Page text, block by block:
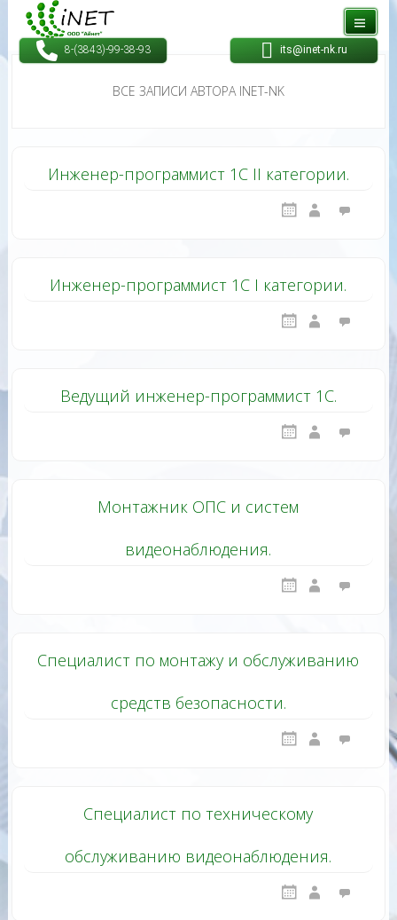
its@inet-nk.ru
its@inet-nk.ru
8-(3843)-99-38-93
ВСЕ ЗАПИСИ АВТОРА INET-NK
Инженер-программист 1С II категории.
Инженер-программист 1С I категории.
Ведущий инженер-программист 1С.
Монтажник ОПС и систем
видеонаблюдения.
Специалист по монтажу и обслуживанию
средств безопасности.
Специалист по техническому
обслуживанию видеонаблюдения.